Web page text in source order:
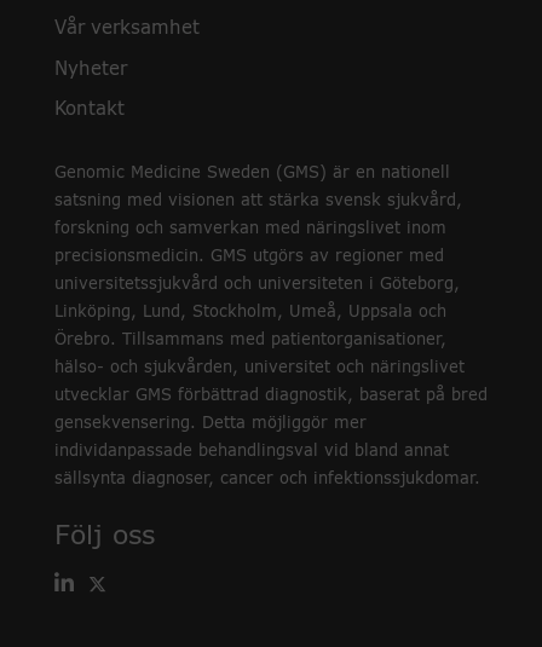
Vår verksamhet
Nyheter
Kontakt
Genomic Medicine Sweden (GMS) är en nationell
satsning med visionen att stärka svensk sjukvård,
forskning och samverkan med näringslivet inom
precisionsmedicin. GMS utgörs av regioner med
universitetssjukvård och universiteten i Göteborg,
Linköping, Lund, Stockholm, Umeå, Uppsala och
Örebro. Tillsammans med patientorganisationer,
hälso- och sjukvården, universitet och näringslivet
utvecklar GMS förbättrad diagnostik, baserat på bred
gensekvensering. Detta möjliggör mer
individanpassade behandlingsval vid bland annat
sällsynta diagnoser, cancer och infektionssjukdomar.
Följ oss